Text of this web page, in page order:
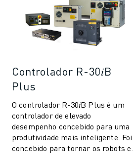
Controlador R-30𝑖B
Plus
O controlador R-30𝑖B Plus é um
controlador de elevado
desempenho concebido para uma
produtividade mais inteligente. Foi
concebido para tornar os robots e a